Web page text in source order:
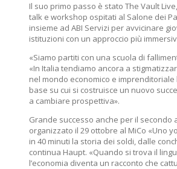
Il suo primo passo è stato The Vault
talk e workshop ospitati al Salone dei
insieme ad ABI Servizi per avvicinare
istituzioni con un approccio più
«Siamo partiti con una scuola di
«In Italia tendiamo ancora a
nel mondo economico e imprenditoriale
base su cui si costruisce un nuovo
a cambiare prospettiva».
Grande successo anche per il secondo
organizzato il 29 ottobre al MiCo «Uno
in 40 minuti la storia dei soldi, dalle
continua Haupt. «Quando si trova il
l’economia diventa un racconto che